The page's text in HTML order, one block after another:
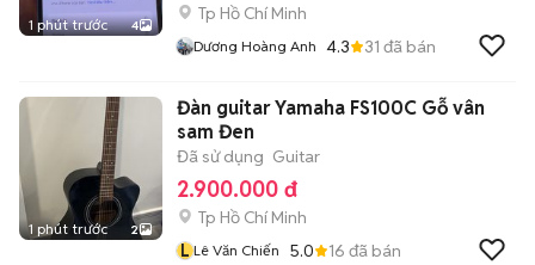
1 phút trước 4
Tp Hồ Chí Minh
Dương Hoàng Anh 4.3 31 đã bán
1 phút trước 2
Đàn guitar Yamaha FS100C Gỗ vân
sam Đen
Đã sử dụng Guitar
2.900.000 đ
Tp Hồ Chí Minh
L Lê Văn Chiến 5.0 16 đã bán